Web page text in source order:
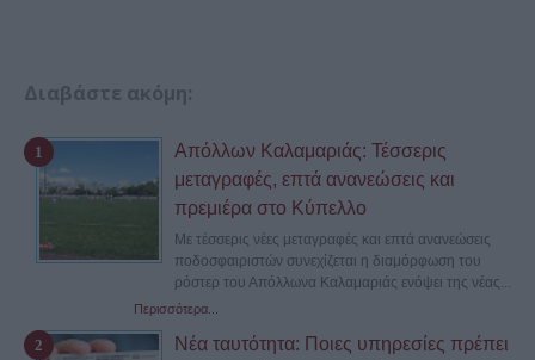
Διαβάστε ακόμη:
Απόλλων Καλαμαριάς: Τέσσερις
μεταγραφές, επτά ανανεώσεις και
πρεμιέρα στο Κύπελλο
Με τέσσερις νέες μεταγραφές και επτά ανανεώσεις
ποδοσφαιριστών συνεχίζεται η διαμόρφωση του
ρόστερ του Απόλλωνα Καλαμαριάς ενόψει της νέας...
Περισσότερα...
Νέα ταυτότητα: Ποιες υπηρεσίες πρέπει